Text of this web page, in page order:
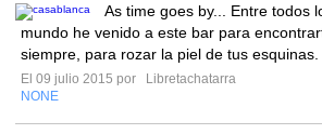
As time goes by... Entre todos
mundo he venido a este bar para
siempre, para rozar la piel de tus esquinas.
El 09 julio 2015 por
Libretachatarra
NONE